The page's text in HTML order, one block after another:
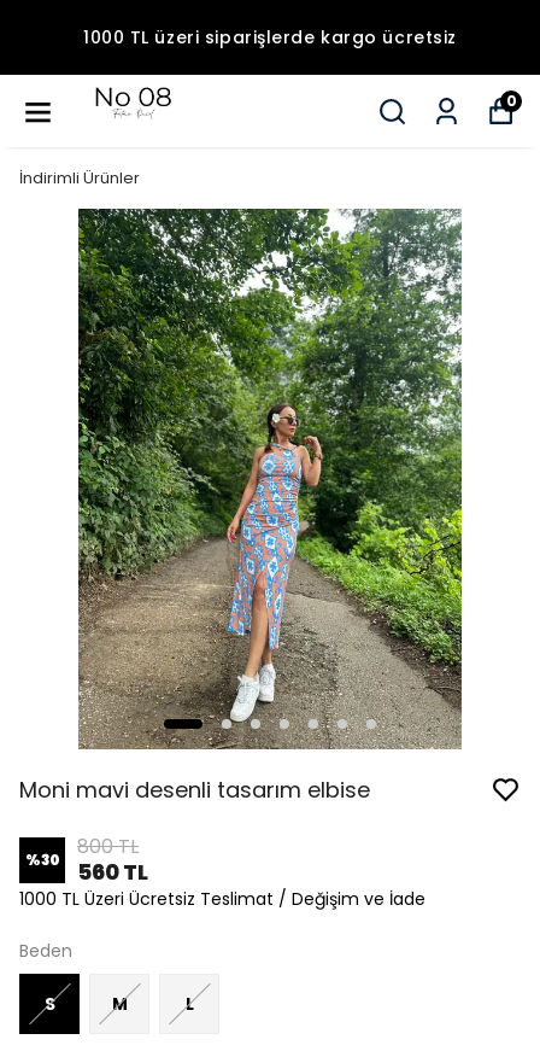
1000 TL üzeri siparişlerde kargo ücretsiz
0
İndirimli Ürünler
Moni mavi desenli tasarım elbise
%30 800 TL
560 TL
1000 TL Üzeri Ücretsiz Teslimat / Değişim ve İade
Beden
S M L